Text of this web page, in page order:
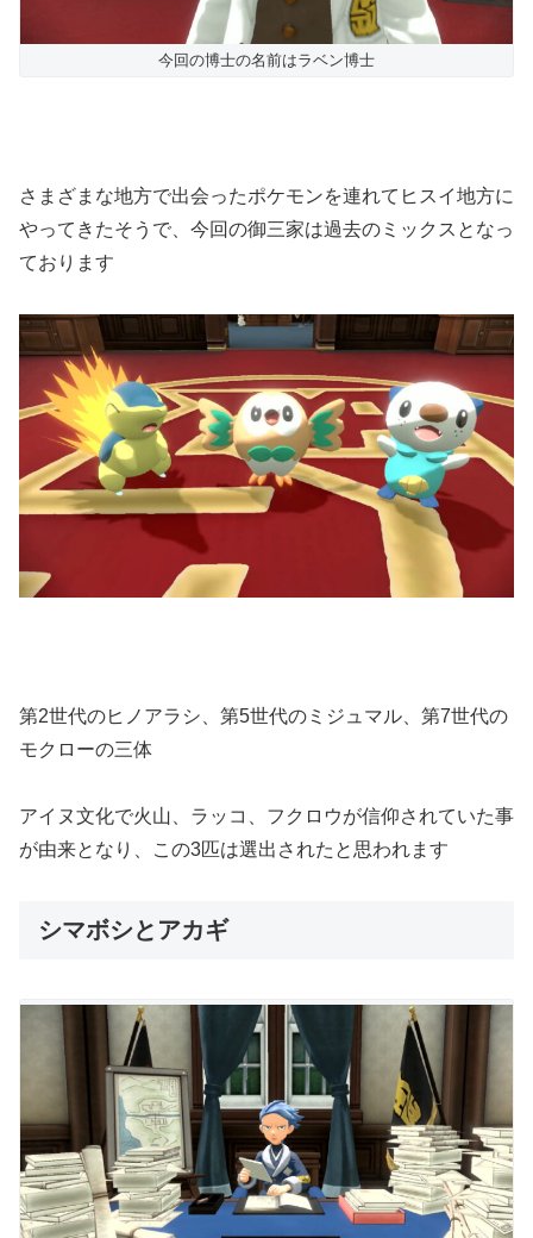
今回の博士の名前はラベン博士
さまざまな地方で出会ったポケモンを連れてヒスイ地方に
やってきたそうで、今回の御三家は過去のミックスとなっ
ております
第2世代のヒノアラシ、第5世代のミジュマル、第7世代の
モクローの三体
アイヌ文化で火山、ラッコ、フクロウが信仰されていた事
が由来となり、この3匹は選出されたと思われます
シマボシとアカギ